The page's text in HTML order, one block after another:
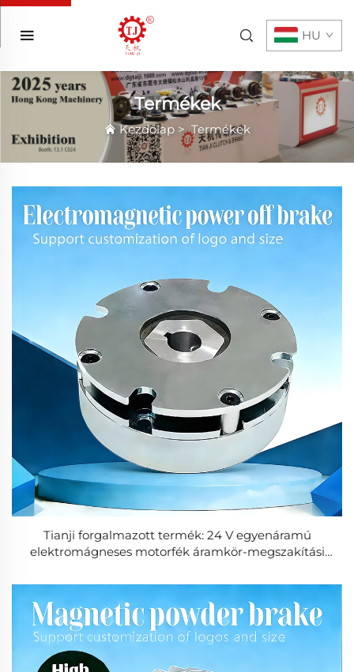
HU
Termékek
Kezdőlap>Termékek
Tianji forgalmazott termék: 24 V egyenáramú
elektromágneses motorfék áramkör-megszakítási
garancia, 3 kg, új termék